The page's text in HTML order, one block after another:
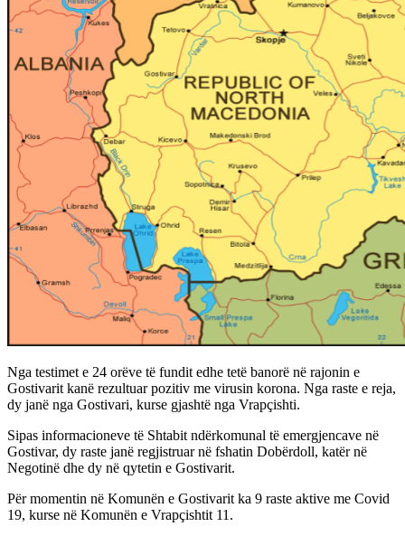
Nga testimet e 24 orëve të fundit edhe tetë banorë në rajonin e
Gostivarit kanë rezultuar pozitiv me virusin korona. Nga raste e reja,
dy janë nga Gostivari, kurse gjashtë nga Vrapçishti.
Sipas informacioneve të Shtabit ndërkomunal të emergjencave në
Gostivar, dy raste janë regjistruar në fshatin Dobërdoll, katër në
Negotinë dhe dy në qytetin e Gostivarit.
Për momentin në Komunën e Gostivarit ka 9 raste aktive me Covid
19, kurse në Komunën e Vrapçishtit 11.